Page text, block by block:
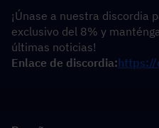
¡Únase a nuestra discordia
exclusivo del 8% y
últimas noticias!
Enlace de discordia:https://